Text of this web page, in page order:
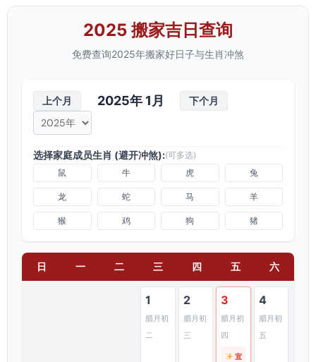
w
)
2025 搬家吉日查询
免费查询2025年搬家好日子与生肖冲煞
上个月 2025年 1月 下个月
选择家庭成员生肖 (避开冲煞):(可多选)
鼠
牛 虎 兔
龙 蛇 马 羊
猴 鸡 狗 猪
日 一 二 三 四 五 六
1
腊月初
二
2
腊月初
三
3
腊月初
四
宜
4
腊月初
五